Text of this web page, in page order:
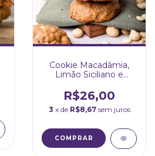
Cookie Macadâmia,
Limão Siciliano e
R$26,00
3 x de R$8,67 sem juros